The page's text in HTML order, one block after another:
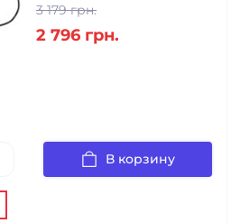
3 179 грн.
2 796 грн.
В корзину